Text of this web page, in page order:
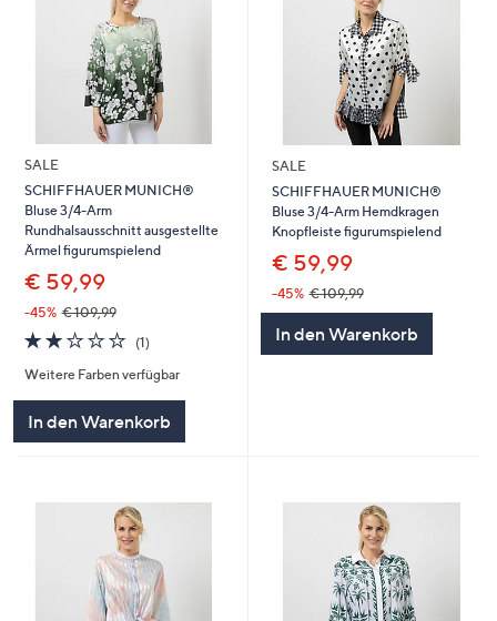
SALE
SCHIFFHAUER MUNICH®
Bluse 3/4-Arm
Rundhalsausschnitt ausgestellte
Ärmel figurumspielend
€ 59,99
-45% € 109,99
2.0
von
5
(1)1
Weitere Farben verfügbar
In den Warenkorb
SALE
SCHIFFHAUER MUNICH®
Bluse 3/4-Arm Hemdkragen
Knopfleiste figurumspielend
€ 59,99
-45% € 109,99
In den Warenkorb